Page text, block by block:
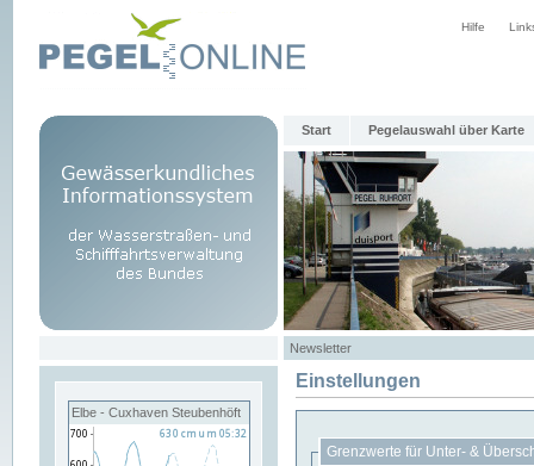
Hilfe
Start Pegelauswahl über Karte
Newsletter
Elbe - Cuxhaven Steubenhöft
Einstellungen
Grenzwerte für Unter- &